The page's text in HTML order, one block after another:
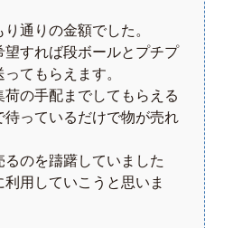
通りの金額でした。
望すれば段ボールとプチプ
てもらえます。
荷の手配までしてもらえる
待っているだけで物が売れ
のを躊躇していました
用していこうと思いま